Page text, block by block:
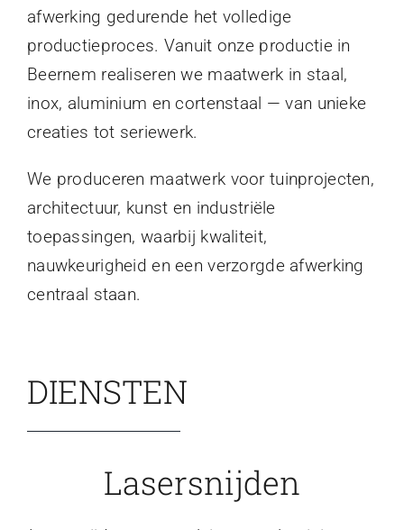
afwerking gedurende het volledige
productieproces. Vanuit onze productie in
Beernem realiseren we maatwerk in staal,
inox, aluminium en cortenstaal — van unieke
creaties tot seriewerk.
We produceren maatwerk voor tuinprojecten,
architectuur, kunst en industriële
toepassingen, waarbij kwaliteit,
nauwkeurigheid en een verzorgde afwerking
centraal staan.
DIENSTEN
Lasersnijden